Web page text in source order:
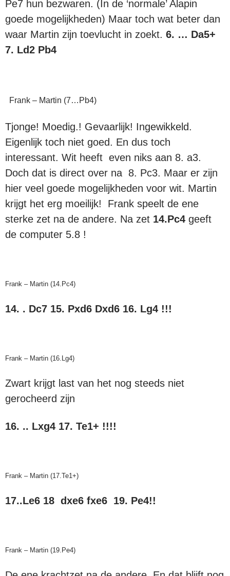
Pe7 hun bezwaren. (In de ‘normale’ Alapin
goede mogelijkheden) Maar toch wat beter dan
waar Martin zijn toevlucht in zoekt. 6. … Da5+
7. Ld2 Pb4
Frank – Martin (7…Pb4)
Tjonge! Moedig.! Gevaarlijk! Ingewikkeld.
Eigenlijk toch niet goed. En dus toch
interessant. Wit heeft even niks aan 8. a3.
Doch dat is direct over na 8. Pc3. Maar er zijn
hier veel goede mogelijkheden voor wit. Martin
krijgt het erg moeilijk! Frank speelt de ene
sterke zet na de andere. Na zet 14.Pc4 geeft
de computer 5.8 !
Frank – Martin (14.Pc4)
14. . Dc7 15. Pxd6 Dxd6 16. Lg4 !!!
Frank – Martin (16.Lg4)
Zwart krijgt last van het nog steeds niet
gerocheerd zijn
16. .. Lxg4 17. Te1+ !!!!
Frank – Martin (17.Te1+)
17..Le6 18 dxe6 fxe6 19. Pe4!!
Frank – Martin (19.Pe4)